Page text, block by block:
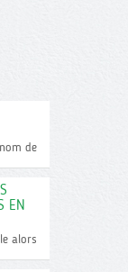
de
EN
alors